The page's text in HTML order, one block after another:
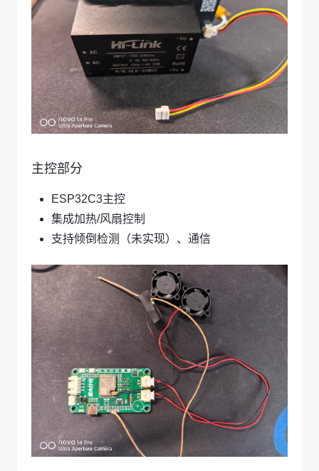
主控部分
ESP32C3主控
集成加热/风扇控制
支持倾倒检测（未实现）、通信